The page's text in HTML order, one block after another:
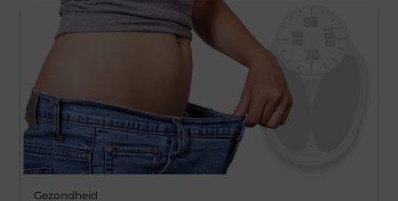
Gezondheid